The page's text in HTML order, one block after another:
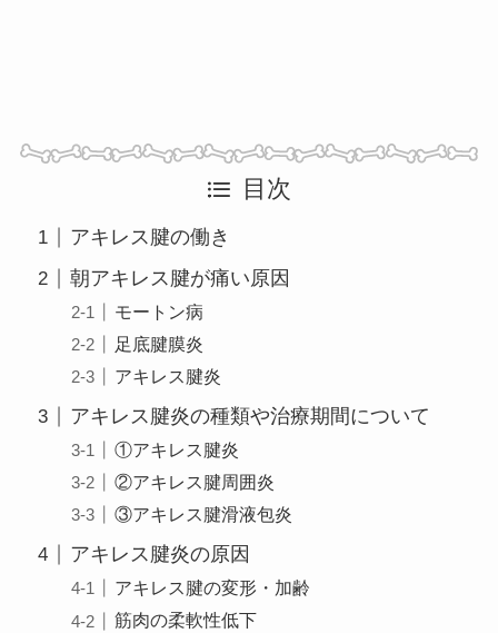
目次
アキレス腱の働き
朝アキレス腱が痛い原因
モートン病
足底腱膜炎
アキレス腱炎
アキレス腱炎の種類や治療期間について
①アキレス腱炎
②アキレス腱周囲炎
③アキレス腱滑液包炎
アキレス腱炎の原因
アキレス腱の変形・加齢
筋肉の柔軟性低下